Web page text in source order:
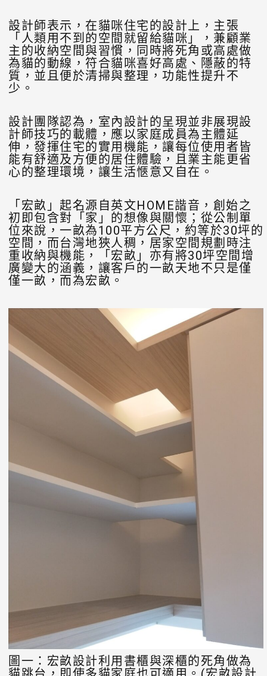
設計師表示，在貓咪住宅的設計上，主張
「人類用不到的空間就留給貓咪」，兼顧業
主的收納空間與習慣，同時將死角或高處做
為貓的動線，符合貓咪喜好高處、隱蔽的特
質，並且便於清掃與整理，功能性提升不
少。
設計團隊認為，室內設計的呈現並非展現設
計師技巧的載體，應以家庭成員為主體延
伸，發揮住宅的實用機能，讓每位使用者皆
能有舒適及方便的居住體驗，且業主能更省
心的整理環境，讓生活愜意又自在。
「宏畝」起名源自英文HOME諧音，創始之
初即包含對「家」的想像與關懷；從公制單
位來說，一畝為100平方公尺，約等於30坪的
空間，而台灣地狹人稠，居家空間規劃時注
重收納與機能，「宏畝」亦有將30坪空間增
廣變大的涵義，讓客戶的一畝天地不只是僅
僅一畝，而為宏畝。
圖一：宏畝設計利用書櫃與深櫃的死角做為